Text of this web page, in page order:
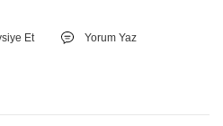
Et Yorum Yaz